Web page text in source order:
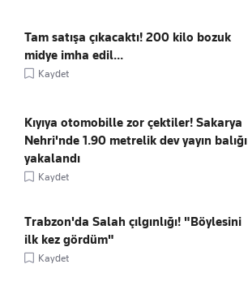
Tam satışa çıkacaktı! 200 kilo bozuk
midye imha edil...
Kaydet
Kıyıya otomobille zor çektiler! Sakarya
Nehri'nde 1.90 metrelik dev yayın balığı
yakalandı
Kaydet
Trabzon'da Salah çılgınlığı! "Böylesini
ilk kez gördüm"
Kaydet